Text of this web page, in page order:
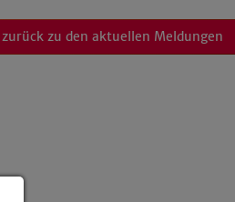
zurück zu den aktuellen Meldungen